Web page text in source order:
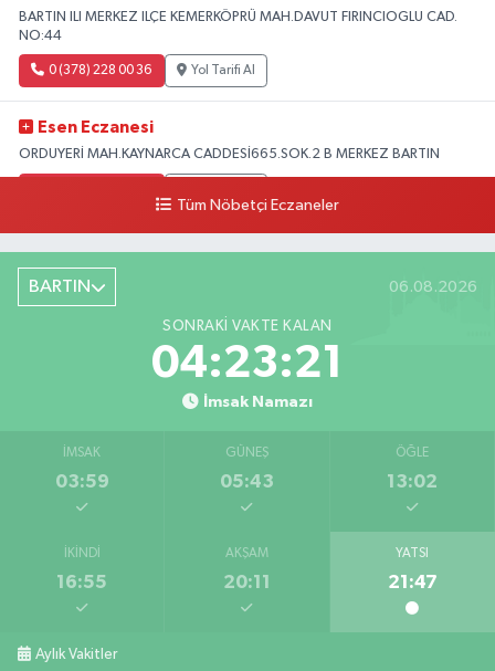
BARTIN ILI MERKEZ ILÇE KEMERKÖPRÜ MAH.DAVUT FIRINCIOGLU CAD.
NO:44
0 (378) 228 00 36 Yol Tarifi Al
Esen Eczanesi
ORDUYERİ MAH.KAYNARCA CADDESİ665.SOK.2 B MERKEZ BARTIN
Şiremirçavuş Mahallesi, Kırıkçı Zeliha Ana Sokak No:20 8 Merkez Bartın
0 (378) 227 85 45
Tüm Nöbetçi Eczaneler
BARTIN 06.08.2026
SONRAKI VAKTE KALAN
04:23:20
İmsak Namazı
İMSAK
03:59
GÜNEŞ
05:43
ÖĞLE
13:02
İKINDI
16:55
AKŞAM
20:11
YATSI
21:47
Aylık Vakitler